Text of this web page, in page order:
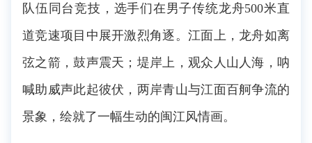
队伍同台竞技，选手们在男子传统龙舟500米直
道竞速项目中展开激烈角逐。江面上，龙舟如离
弦之箭，鼓声震天；堤岸上，观众人山人海，呐
喊助威声此起彼伏，两岸青山与江面百舸争流的
景象，绘就了一幅生动的闽江风情画。